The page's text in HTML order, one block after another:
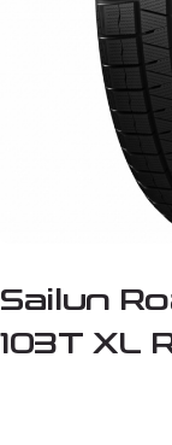
Sailun
103T XL